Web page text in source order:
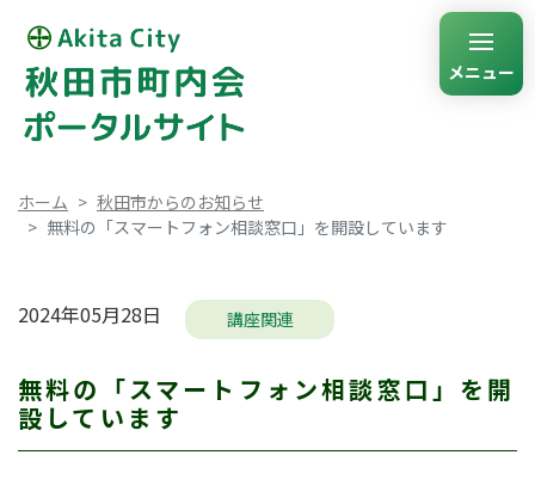
メニュー
ホーム
秋田市からのお知らせ
無料の「スマートフォン相談窓口」を開設しています
2024年05月28日 講座関連
無料の「スマートフォン相談窓口」を開
設しています